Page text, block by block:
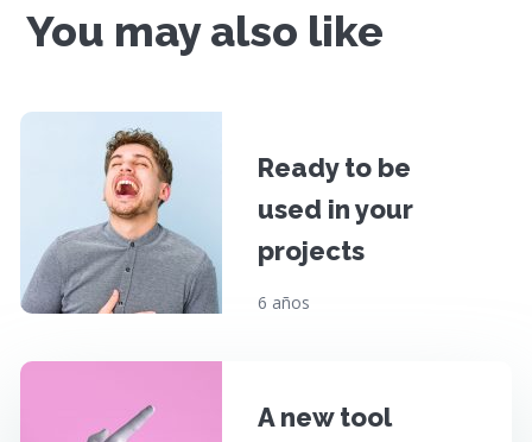
You may also like
Ready to be
used in your
projects
6 años
A new tool